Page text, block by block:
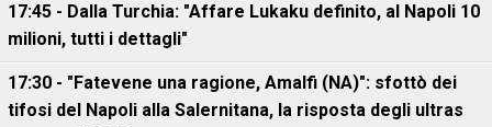
17:45 - Dalla Turchia: "Affare Lukaku definito, al Napoli 10
milioni, tutti i dettagli"
17:30 - "Fatevene una ragione, Amalfi (NA)": sfottò dei
tifosi del Napoli alla Salernitana, la risposta degli ultras